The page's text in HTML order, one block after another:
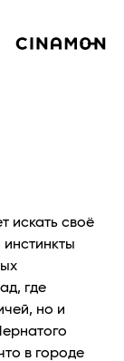
искать своё
где
но и
в городе